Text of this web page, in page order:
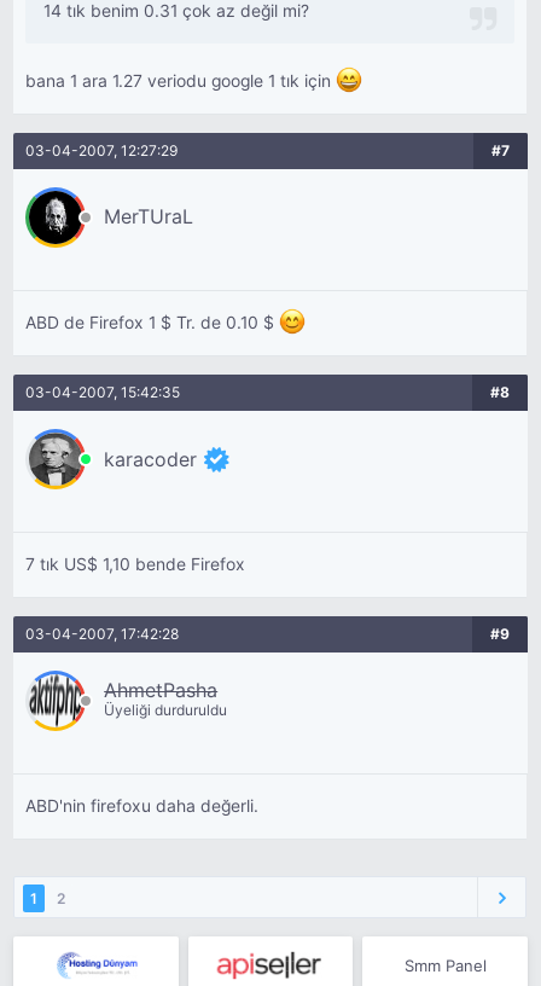
14 tık benim 0.31 çok az değil mi?
bana 1 ara 1.27 veriodu google 1 tık için
03-04-2007, 12:27:29 #7
MerTUraL
ABD de Firefox 1 $ Tr. de 0.10 $
03-04-2007, 15:42:35 #8
karacoder
7 tık US$ 1,10 bende Firefox
03-04-2007, 17:42:28 #9
AhmetPasha
Üyeliği durduruldu
ABD'nin firefoxu daha değerli.
1 2
Smm Panel